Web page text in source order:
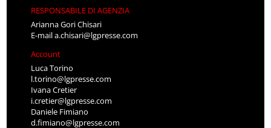
RESPONSABILE DI AGENZIA
Arianna Gori Chisari
E-maila.chisari@lgpresse.com
Account
Luca Torino
l.torino@lgpresse.com
Ivana Cretier
i.cretier@lgpresse.com
Daniele Fimiano
d.fimiano@lgpresse.com